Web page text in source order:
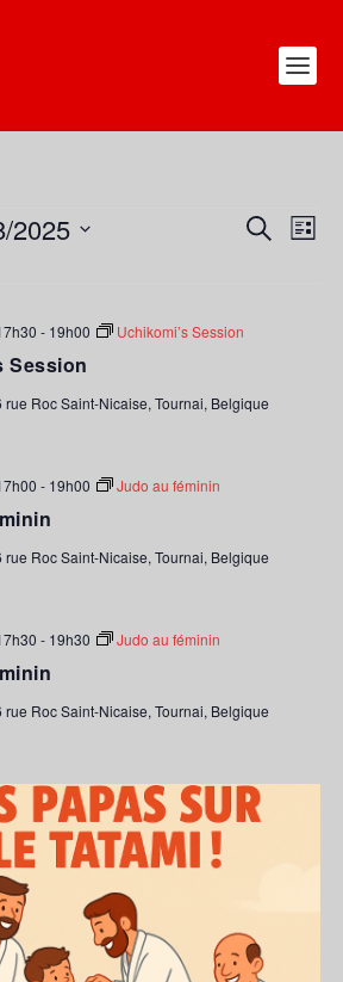
DE
RECHERCHE
LISTE
2025
Session
- 19h00 Uchikomi’s Session
rue Roc Saint-Nicaise, Tournai, Belgique
- 19h00 Judo au féminin
rue Roc Saint-Nicaise, Tournai, Belgique
- 19h30 Judo au féminin
rue Roc Saint-Nicaise, Tournai, Belgique